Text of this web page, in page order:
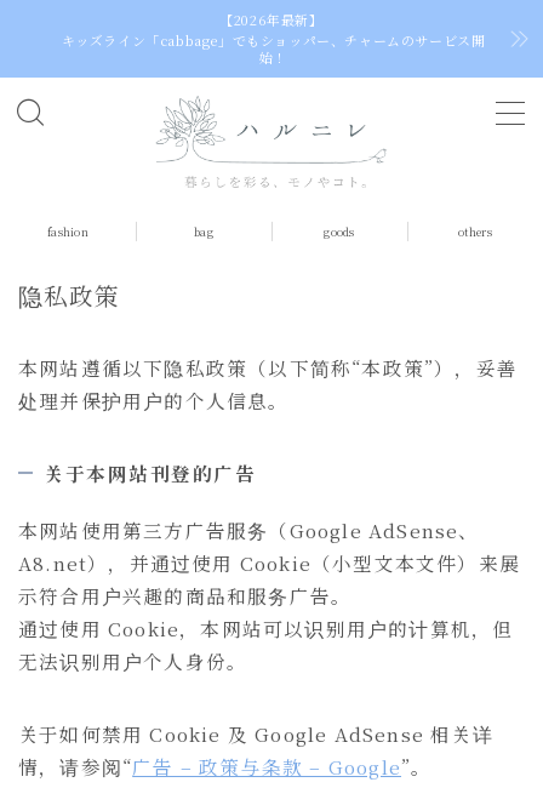
【2026年最新】
キッズライン「cabbage」でもショッパー、チャームのサービス開
始！
言fashion bag goods others
隐私政策
本网站遵循以下隐私政策（以下简称“本政策”），妥善
处理并保护用户的个人信息。
关于本网站刊登的广告
本网站使用第三方广告服务（Google AdSense、
A8.net），并通过使用 Cookie（小型文本文件）来展
示符合用户兴趣的商品和服务广告。
通过使用 Cookie，本网站可以识别用户的计算机，但
无法识别用户个人身份。
关于如何禁用 Cookie 及 Google AdSense 相关详
情，请参阅“广告 – 政策与条款 – Google”。